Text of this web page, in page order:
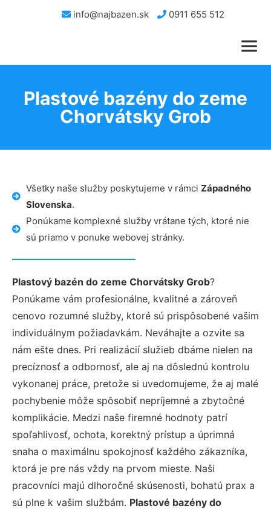
info@najbazen.sk 0911 655 512
Plastové bazény do zeme
Chorvátsky Grob
Všetky naše služby poskytujeme v rámci Západného
Slovenska.
Ponúkame komplexné služby vrátane tých, ktoré nie
sú priamo v ponuke webovej stránky.
Plastový bazén do zeme Chorvátsky Grob?
Ponúkame vám profesionálne, kvalitné a zároveň
cenovo rozumné služby, ktoré sú prispôsobené vašim
individuálnym požiadavkám. Neváhajte a ozvite sa
nám ešte dnes. Pri realizácií služieb dbáme nielen na
precíznosť a odbornosť, ale aj na dôslednú kontrolu
vykonanej práce, pretože si uvedomujeme, že aj malé
pochybenie môže spôsobiť nepríjemné a zbytočné
komplikácie. Medzi naše firemné hodnoty patrí
spoľahlivosť, ochota, korektný prístup a úprimná
snaha o maximálnu spokojnosť každého zákazníka,
ktorá je pre nás vždy na prvom mieste. Naši
pracovníci majú dlhoročné skúsenosti, bohatú prax a
sú plne k vašim službám. Plastové bazény do